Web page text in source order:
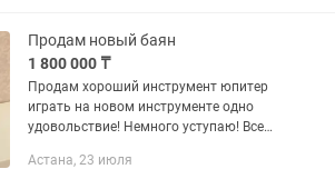
Продам новый баян
1 800 000 ₸
Продам хороший инструмент юпитер
играть на новом инструменте одно
удовольствие! Немного уступаю! Все
Астана, 23 июля